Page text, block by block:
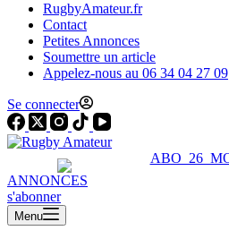
RugbyAmateur.fr
Contact
Petites Annonces
Soumettre un article
Appelez-nous au 06 34 04 27 09
Se connecter
ANNONCES
s'abonner
Menu